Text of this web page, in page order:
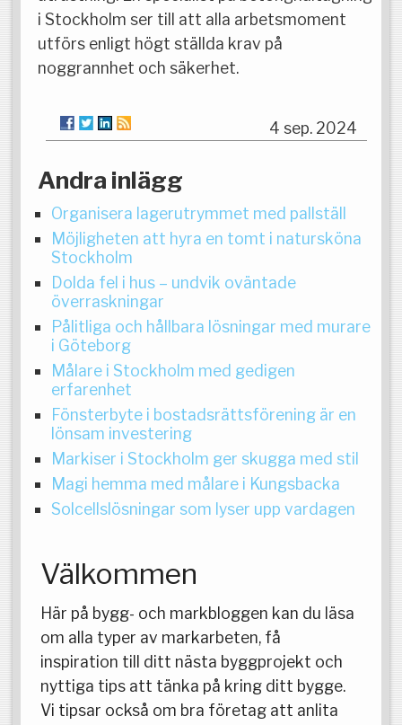
i Stockholm ser till att alla arbetsmoment
utförs enligt högt ställda krav på
noggrannhet och säkerhet.
4 sep. 2024
Andra inlägg
Organisera lagerutrymmet med pallställ
Möjligheten att hyra en tomt i natursköna
Stockholm
Dolda fel i hus – undvik oväntade
överraskningar
Pålitliga och hållbara lösningar med murare
i Göteborg
Målare i Stockholm med gedigen
erfarenhet
Fönsterbyte i bostadsrättsförening är en
lönsam investering
Markiser i Stockholm ger skugga med stil
Magi hemma med målare i Kungsbacka
Solcellslösningar som lyser upp vardagen
Välkommen
Här på bygg- och markbloggen kan du läsa
om alla typer av markarbeten, få
inspiration till ditt nästa byggprojekt och
nyttiga tips att tänka på kring ditt bygge.
Vi tipsar också om bra företag att anlita